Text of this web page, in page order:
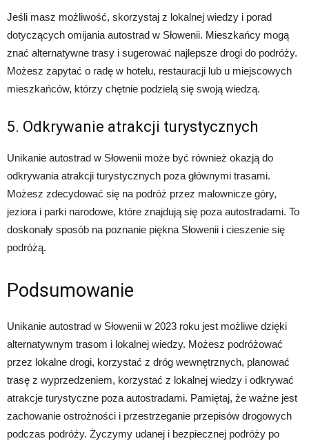
Jeśli masz możliwość, skorzystaj z lokalnej wiedzy i porad
dotyczących omijania autostrad w Słowenii. Mieszkańcy mogą
znać alternatywne trasy i sugerować najlepsze drogi do podróży.
Możesz zapytać o radę w hotelu, restauracji lub u miejscowych
mieszkańców, którzy chętnie podzielą się swoją wiedzą.
5. Odkrywanie atrakcji turystycznych
Unikanie autostrad w Słowenii może być również okazją do
odkrywania atrakcji turystycznych poza głównymi trasami.
Możesz zdecydować się na podróż przez malownicze góry,
jeziora i parki narodowe, które znajdują się poza autostradami. To
doskonały sposób na poznanie piękna Słowenii i cieszenie się
podróżą.
Podsumowanie
Unikanie autostrad w Słowenii w 2023 roku jest możliwe dzięki
alternatywnym trasom i lokalnej wiedzy. Możesz podróżować
przez lokalne drogi, korzystać z dróg wewnętrznych, planować
trasę z wyprzedzeniem, korzystać z lokalnej wiedzy i odkrywać
atrakcje turystyczne poza autostradami. Pamiętaj, że ważne jest
zachowanie ostrożności i przestrzeganie przepisów drogowych
podczas podróży. Życzymy udanej i bezpiecznej podróży po